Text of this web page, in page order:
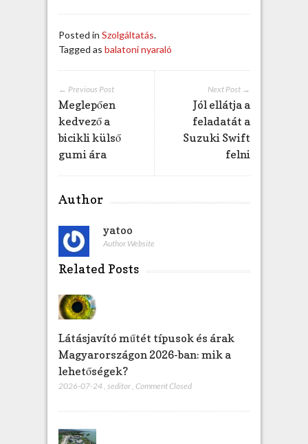
z
Posted in Szolgáltatás.
Tagged as balatoni nyaraló
Next Post →
Jól ellátja a
feladatát a
Suzuki Swift
felni
← Previous Post
Meglepően
kedvező a
bicikli külső
gumi ára
Author
yatoo
Author Website
Related Posts
Látásjavító műtét típusok és árak
Magyarországon 2026-ban: mik a
lehetőségek?
2026-07-24, seditor, Comment Closed